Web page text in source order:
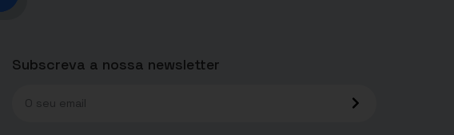
Subscreva a nossa newsletter